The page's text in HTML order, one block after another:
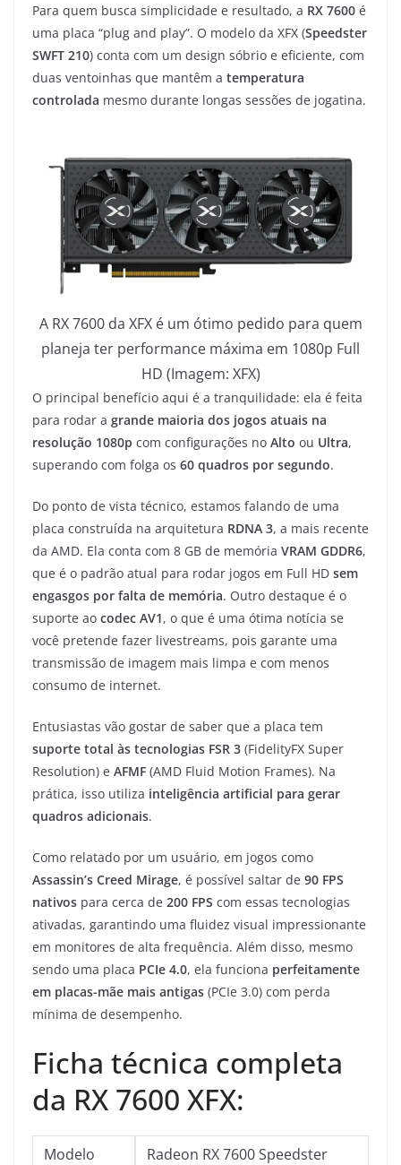
Para quem busca simplicidade e resultado, a RX 7600 é
uma placa “plug and play”. O modelo da XFX (Speedster
SWFT 210) conta com um design sóbrio e eficiente, com
duas ventoinhas que mantêm a temperatura
controlada mesmo durante longas sessões de jogatina.
A RX 7600 da XFX é um ótimo pedido para quem
planeja ter performance máxima em 1080p Full
HD (Imagem: XFX)
O principal benefício aqui é a tranquilidade: ela é feita
para rodar a grande maioria dos jogos atuais na
resolução 1080p com configurações no Alto ou Ultra,
superando com folga os 60 quadros por segundo.
Do ponto de vista técnico, estamos falando de uma
placa construída na arquitetura RDNA 3, a mais recente
da AMD. Ela conta com 8 GB de memória VRAM GDDR6,
que é o padrão atual para rodar jogos em Full HD sem
engasgos por falta de memória. Outro destaque é o
suporte ao codec AV1, o que é uma ótima notícia se
você pretende fazer livestreams, pois garante uma
transmissão de imagem mais limpa e com menos
consumo de internet.
Entusiastas vão gostar de saber que a placa tem
suporte total às tecnologias FSR 3 (FidelityFX Super
Resolution) e AFMF (AMD Fluid Motion Frames). Na
prática, isso utiliza inteligência artificial para gerar
quadros adicionais.
Como relatado por um usuário, em jogos como
Assassin’s Creed Mirage, é possível saltar de 90 FPS
nativos para cerca de 200 FPS com essas tecnologias
ativadas, garantindo uma fluidez visual impressionante
em monitores de alta frequência. Além disso, mesmo
sendo uma placa PCIe 4.0, ela funciona perfeitamente
em placas-mãe mais antigas (PCIe 3.0) com perda
mínima de desempenho.
Ficha técnica completa
da RX 7600 XFX:
Modelo Radeon RX 7600 Speedster